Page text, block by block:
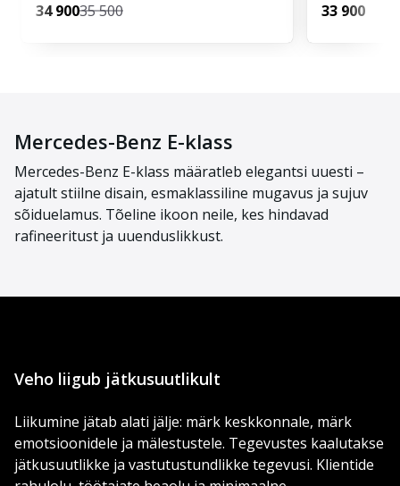
34 90035 500 33 900
Mercedes-Benz E-klass
Mercedes-Benz E-klass määratleb elegantsi uuesti –
ajatult stiilne disain, esmaklassiline mugavus ja sujuv
sõiduelamus. Tõeline ikoon neile, kes hindavad
rafineeritust ja uuenduslikkust.
Veho liigub jätkusuutlikult
Liikumine jätab alati jälje: märk keskkonnale, märk
emotsioonidele ja mälestustele. Tegevustes kaalutakse
jätkusuutlikke ja vastutustundlikke tegevusi. Klientide